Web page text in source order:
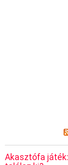
Akasztófa